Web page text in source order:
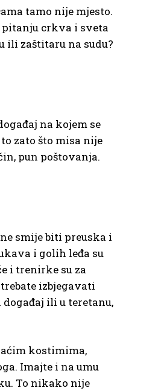
tamo nije mjesto.
pitanju crkva i sveta
ili zaštitaru na sudu?
na kojem se
zato što misa nije
pun poštovanja.
smije biti preuska i
i golih leđa su
i trenirke su za
izbjegavati
ili u teretanu,
kostimima,
Imajte i na umu
To nikako nije